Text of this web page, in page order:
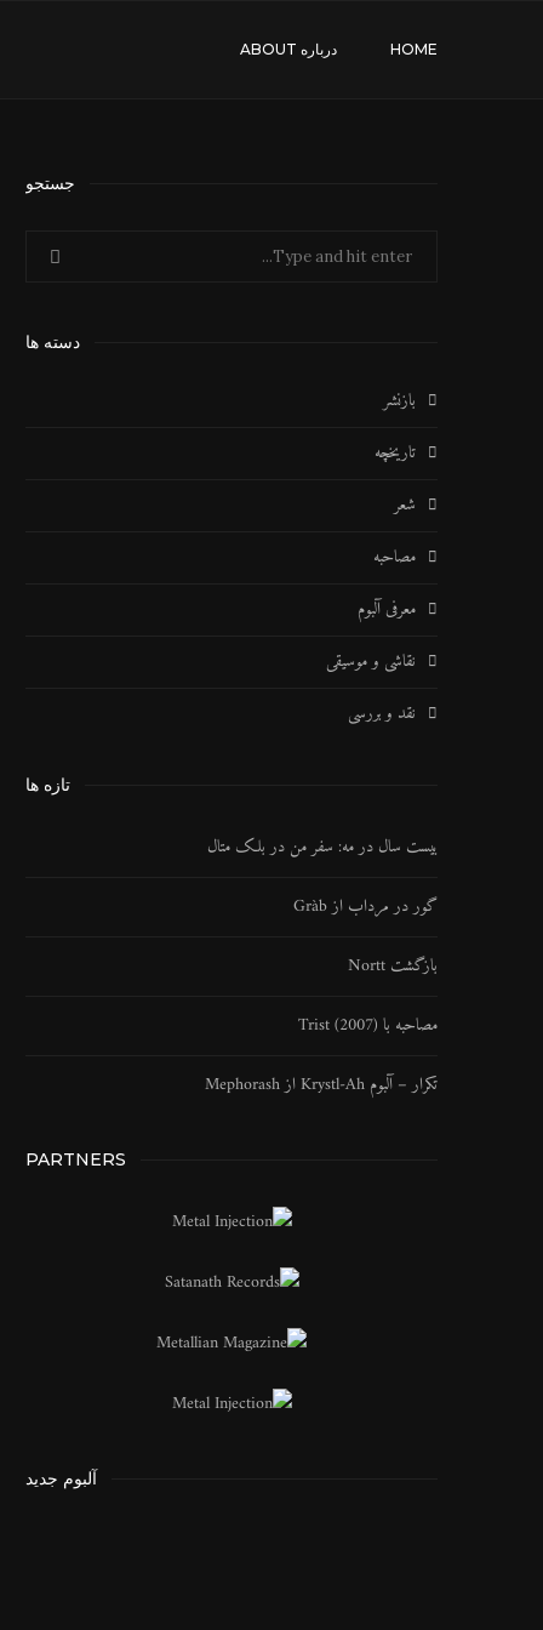
HOME درباره ABOUT
جستجو
دسته ها
بازنشر
تاریخچه
شعر
مصاحبه
معرفی آلبوم
نقاشی و موسیقی
نقد و بررسی
تازه ها
بیست سال در مه: سفر من در بلک متال
گور در مرداب از Gràb
بازگشت Nortt
مصاحبه با Trist (2007)
تکرار – آلبوم Krystl​-​Ah از Mephorash
PARTNERS
آلبوم جدید